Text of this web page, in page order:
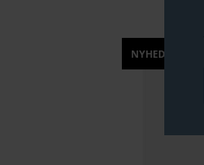
NYHED